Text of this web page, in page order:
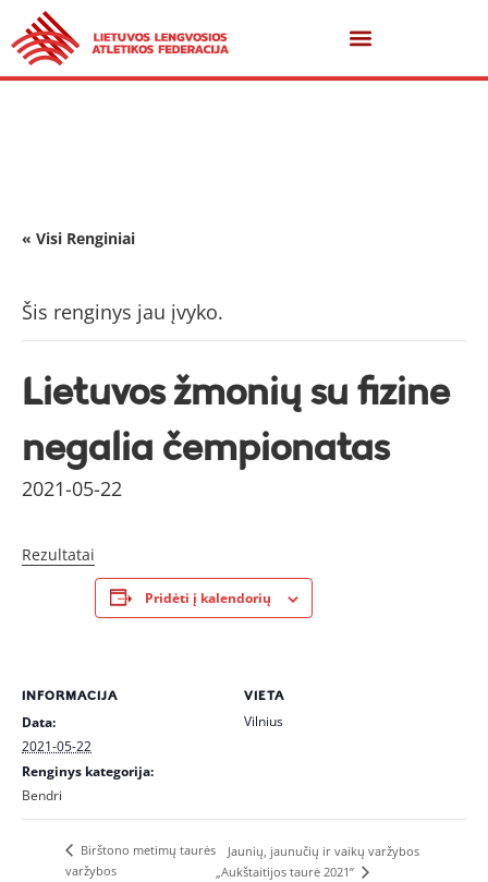
« Visi Renginiai
Šis renginys jau įvyko.
Lietuvos žmonių su fizine
negalia čempionatas
2021-05-22
Rezultatai
Pridėti į kalendorių
INFORMACIJA
Data:
2021-05-22
Renginys kategorija:
Bendri
VIETA
Vilnius
Birštono metimų taurės
varžybos
Jaunių, jaunučių ir vaikų varžybos
„Aukštaitijos taurė 2021”